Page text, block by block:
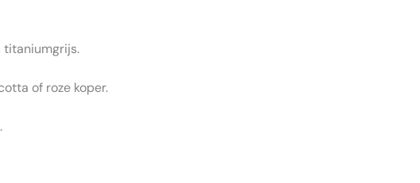
titaniumgrijs.
of roze koper.